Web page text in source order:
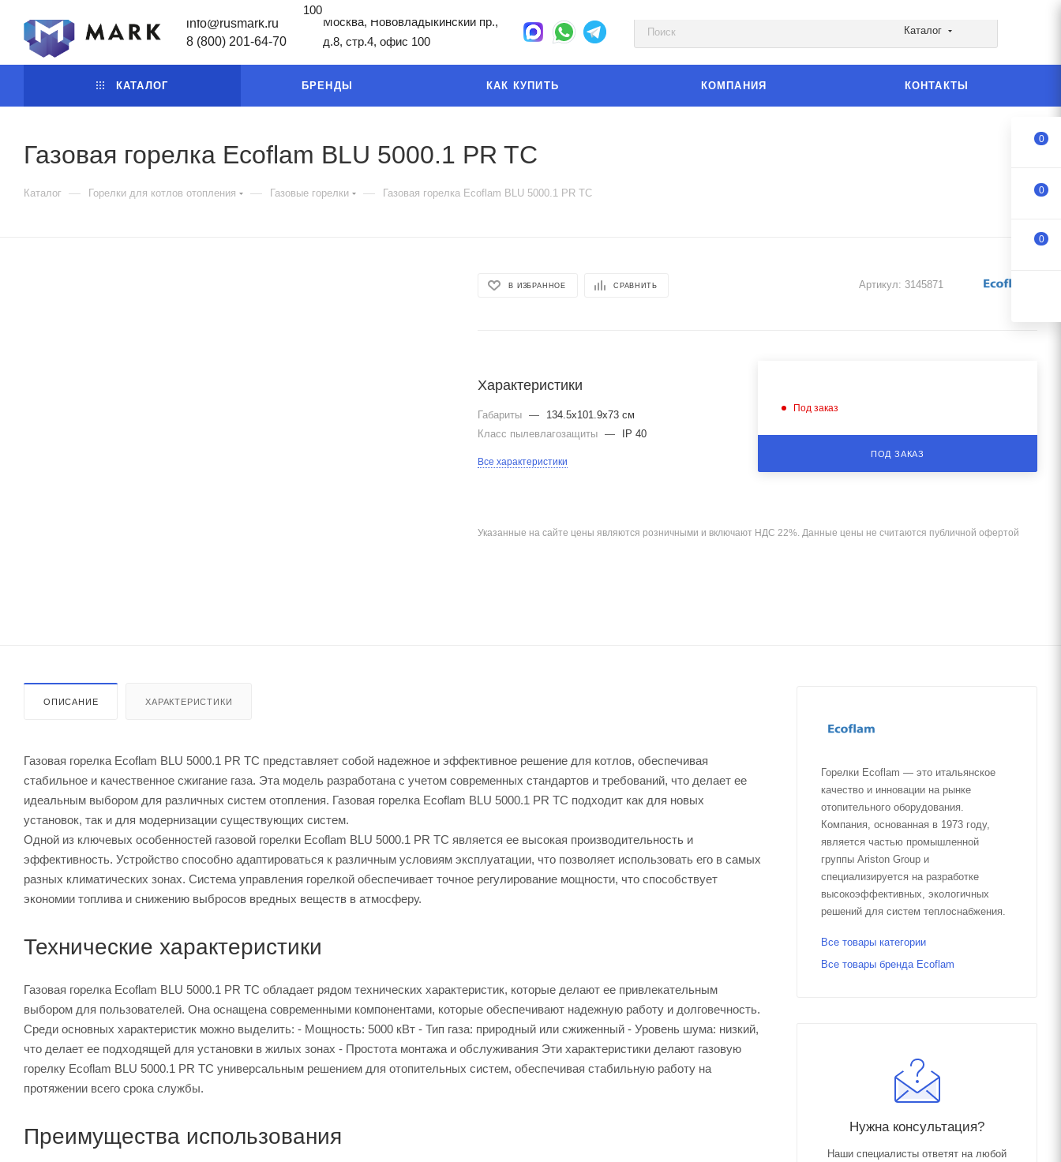
info@rusmark.ru
8 (800) 201-64-70
Москва, Нововладыкинский пр.,
д.8, стр.4, офис 100
Каталог
КАТАЛОГ БРЕНДЫ КАК КУПИТЬ КОМПАНИЯ КОНТАКТЫ
100
Газовая горелка Ecoflam BLU 5000.1 PR TC
Каталог — Горелки для котлов отопления — Газовые горелки — Газовая горелка Ecoflam BLU 5000.1 PR TC
В ИЗБРАННОЕ СРАВНИТЬ Артикул: 3145871
Характеристики
Габариты —
134.5x101.9x73 см
Класс пылевлагозащиты
— IP 40
Все характеристики
Под заказ
ПОД ЗАКАЗ
Указанные на сайте цены являются розничными и включают НДС 22%. Данные цены не считаются публичной офертой
ОПИСАНИЕ ХАРАКТЕРИСТИКИ
Газовая горелка Ecoflam BLU 5000.1 PR TC представляет собой надежное и эффективное решение для котлов, обеспечивая
стабильное и качественное сжигание газа. Эта модель разработана с учетом современных стандартов и требований, что делает ее
идеальным выбором для различных систем отопления. Газовая горелка Ecoflam BLU 5000.1 PR TC подходит как для новых
установок, так и для модернизации существующих систем.
Одной из ключевых особенностей газовой горелки Ecoflam BLU 5000.1 PR TC является ее высокая производительность и
эффективность. Устройство способно адаптироваться к различным условиям эксплуатации, что позволяет использовать его в самых
разных климатических зонах. Система управления горелкой обеспечивает точное регулирование мощности, что способствует
экономии топлива и снижению выбросов вредных веществ в атмосферу.
Технические характеристики
Газовая горелка Ecoflam BLU 5000.1 PR TC обладает рядом технических характеристик, которые делают ее привлекательным
выбором для пользователей. Она оснащена современными компонентами, которые обеспечивают надежную работу и долговечность.
Среди основных характеристик можно выделить: - Мощность: 5000 кВт - Тип газа: природный или сжиженный - Уровень шума: низкий,
что делает ее подходящей для установки в жилых зонах - Простота монтажа и обслуживания Эти характеристики делают газовую
горелку Ecoflam BLU 5000.1 PR TC универсальным решением для отопительных систем, обеспечивая стабильную работу на
протяжении всего срока службы.
Преимущества использования
Горелки Ecoflam — это итальянское
качество и инновации на рынке
отопительного оборудования.
Компания, основанная в 1973 году,
является частью промышленной
группы Ariston Group и
специализируется на разработке
высокоэффективных, экологичных
решений для систем теплоснабжения.
Все товары категории
Все товары бренда Ecoflam
Нужна консультация?
Наши специалисты ответят на любой
0
0
0